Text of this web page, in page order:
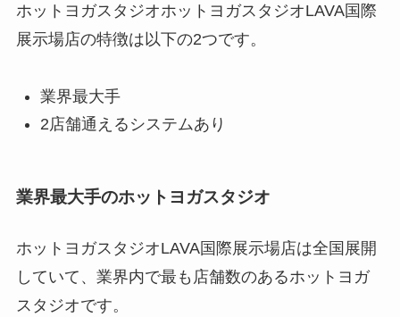
ホットヨガスタジオホットヨガスタジオLAVA国際
展示場店の特徴は以下の2つです。
業界最大手
2店舗通えるシステムあり
業界最大手のホットヨガスタジオ
ホットヨガスタジオLAVA国際展示場店は全国展開
していて、業界内で最も店舗数のあるホットヨガ
スタジオです。